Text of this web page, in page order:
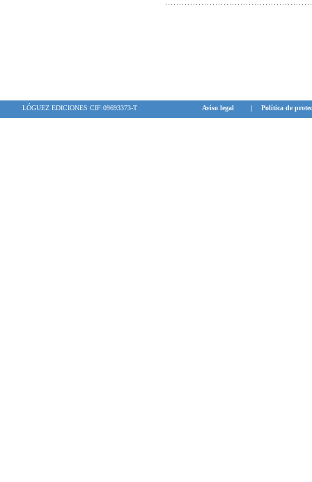
LÓGUEZ EDICIONES CIF:09693373-T Aviso legal | Política de